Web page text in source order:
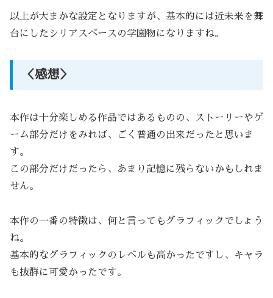
以上が大まかな設定となりますが、基本的には近未来を舞
台にしたシリアスベースの学園物になりますね。
＜感想＞
本作は十分楽しめる作品ではあるものの、ストーリーやゲ
ーム部分だけをみれば、ごく普通の出来だったと思いま
す。
この部分だけだったら、あまり記憶に残らないかもしれま
せん。
本作の一番の特徴は、何と言ってもグラフィックでしょう
ね。
基本的なグラフィックのレベルも高かったですし、キャラ
も抜群に可愛かったです。